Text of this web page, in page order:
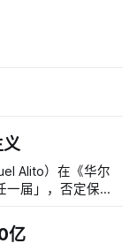
义
Alito）在《华尔
届」，否定保守
命有限，却也暗
亿